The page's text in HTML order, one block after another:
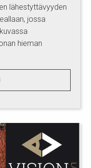
lähestyttävyyden
jossa
hieman